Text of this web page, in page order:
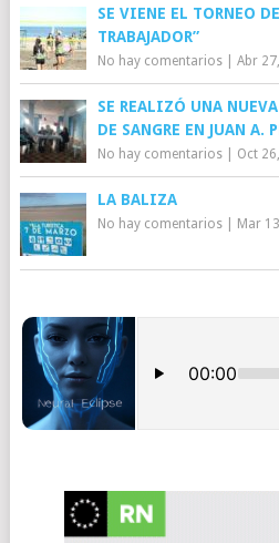
SE VIENE EL TORNEO
TRABAJADOR”
No hay comentarios| Abr
SE REALIZÓ UNA
DE SANGRE EN JUAN A.
No hay comentarios| Oct
LA BALIZA
No hay comentarios| Mar